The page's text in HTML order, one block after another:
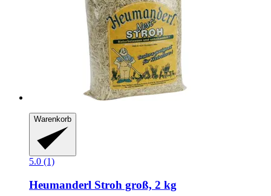
Warenkorb
5.0 (1)
Heumanderl Stroh groß, 2 kg